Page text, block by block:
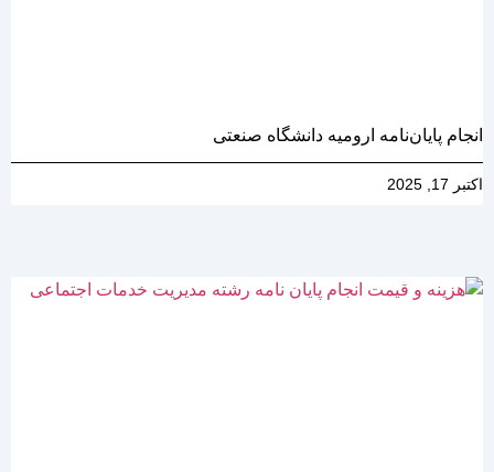
انجام پایان‌نامه ارومیه دانشگاه صنعتی
اکتبر 17, 2025